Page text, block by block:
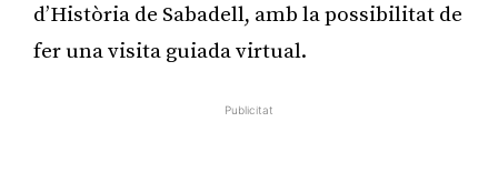
d’Història de Sabadell, amb la possibilitat de
fer una visita guiada virtual.
Publicitat